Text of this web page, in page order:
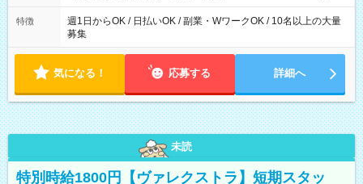
時間・休憩1時間 ⇒実は…16時くらいには終わっちゃうことがほ
とんどです！ ★早く勤務が終わっても日給保証あり！
特徴
週1日からOK / 日払いOK / 副業・WワークOK / 10名以上の大量
募集
気になる！ 応募する 詳細へ
未読
特別時給1800円【ヴァレクストラ】短期スタッ